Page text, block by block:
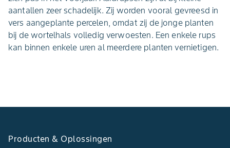
aantallen zeer schadelijk. Zij worden vooral gevreesd in
vers aangeplante percelen, omdat zij de jonge planten
bij de wortelhals volledig verwoesten. Een enkele rups
kan binnen enkele uren al meerdere planten vernietigen.
Producten & Oplossingen